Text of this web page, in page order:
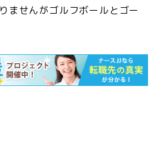
ませんがゴルフボールとゴー